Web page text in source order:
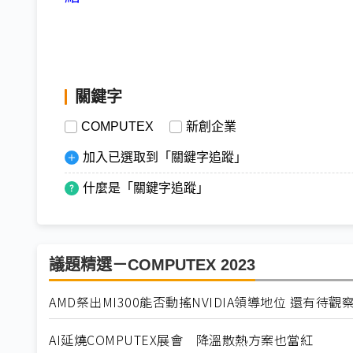
關鍵字
COMPUTEX 新創企業
加入已選取到「關鍵字追蹤」
什麼是「關鍵字追蹤」
議題精選－COMPUTEX 2023
AMD祭出MI300能否動搖NVIDIA領導地位 還有待觀
AI延燒COMPUTEX展會 降溫散熱方案也當紅